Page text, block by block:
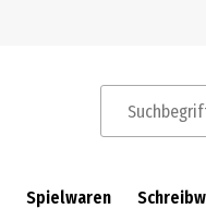
Suchbegriffe
Spielwaren